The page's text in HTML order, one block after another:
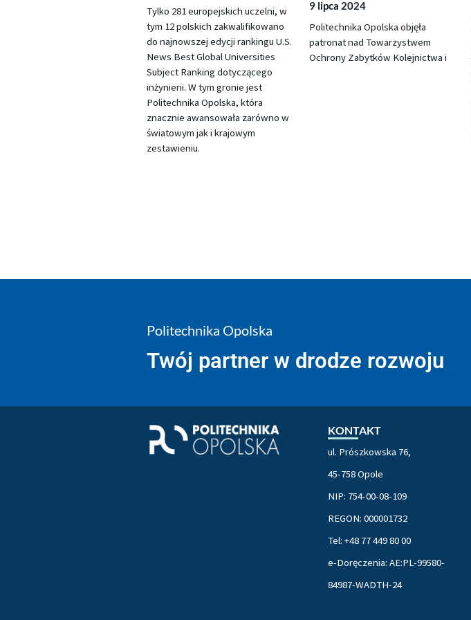
Tylko 281 europejskich uczelni, w
tym 12 polskich zakwalifikowano
do najnowszej edycji rankingu U.S.
News Best Global Universities
Subject Ranking dotyczącego
inżynierii. W tym gronie jest
Politechnika Opolska, która
znacznie awansowała zarówno w
światowym jak i krajowym
zestawieniu.
9 lipca 2024
Politechnika Opolska objęła
patronat nad Towarzystwem
Ochrony Zabytków Kolejnictwa i
Politechnika Opolska
Twój partner w drodze rozwoju
KONTAKT
ul. Prószkowska 76,
45-758 Opole
NIP: 754-00-08-109
REGON: 000001732
Tel: +48 77 449 80 00
e-Doręczenia: AE:PL-99580-
84987-WADTH-24